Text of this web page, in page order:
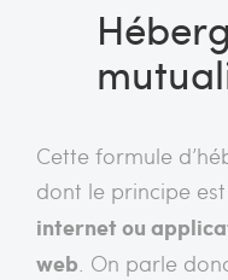
Cette formule
dont le principe est
internet ou
web. On parle